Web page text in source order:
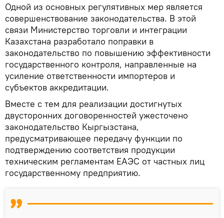
Одной из основных регулятивных мер является
совершенствование законодательства. В этой
связи Министерство торговли и интеграции
Казахстана разработало поправки в
законодательство по повышению эффективности
государственного контроля, направленные на
усиление ответственности импортеров и
субъектов аккредитации.
Вместе с тем для реализации достигнутых
двусторонних договоренностей ужесточено
законодательство Кыргызстана,
предусматривающее передачу функции по
подтверждению соответствия продукции
техническим регламентам ЕАЭС от частных лиц
государственному предприятию.